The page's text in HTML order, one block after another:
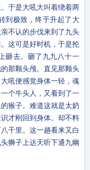
于是大吼大叫着绕着两
到极致，终于升起了大
不认的步伐来到了九头
这可是好时机，于是抡
砸去。砸了九九八十一
那颗头颅。直见那颗头
吼便感觉身体一轻，魂
个牛头人，又看到了一
猴子。难道这就是太奶
才刚回到身体。却不料
千里。这一趟看来又白
狮子上达天听下通九幽